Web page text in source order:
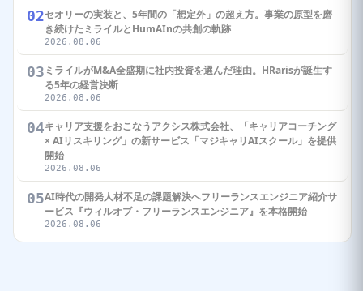
02セオリーの実装と、5年間の「想定外」の超え方。事業の原型を磨
き続けたミライルとHumAInの共創の軌跡
2026.08.06
03 ミライルがM&A全盛期に社内投資を選んだ理由。HRarisが誕生す
る5年の経営決断
2026.08.06
04キャリア支援をおこなうアクシス株式会社、「キャリアコーチング
× AIリスキリング」の新サービス「マジキャリAIスクール」を提供
開始
2026.08.06
05AI時代の開発人材不足の課題解決へフリーランスエンジニア紹介サ
ービス『ウィルオブ・フリーランスエンジニア』を本格開始
2026.08.06